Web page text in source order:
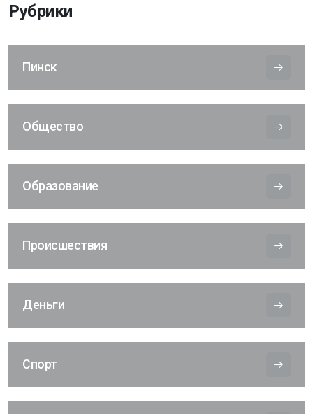
Рубрики
Пинск
Общество
Образование
Происшествия
Деньги
Спорт